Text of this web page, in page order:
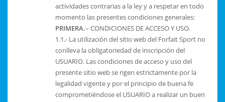
actividades contrarias a la ley y a respetar en todo
momento las presentes condiciones generales:
PRIMERA.– CONDICIONES DE ACCESO Y USO.
1.1.- La utilización del sitio web del Forfait Sport no
conlleva la obligatoriedad de inscripción del
USUARIO. Las condiciones de acceso y uso del
presente sitio web se rigen estrictamente por la
legalidad vigente y por el principio de buena fe
comprometiéndose el USUARIO a realizar un buen